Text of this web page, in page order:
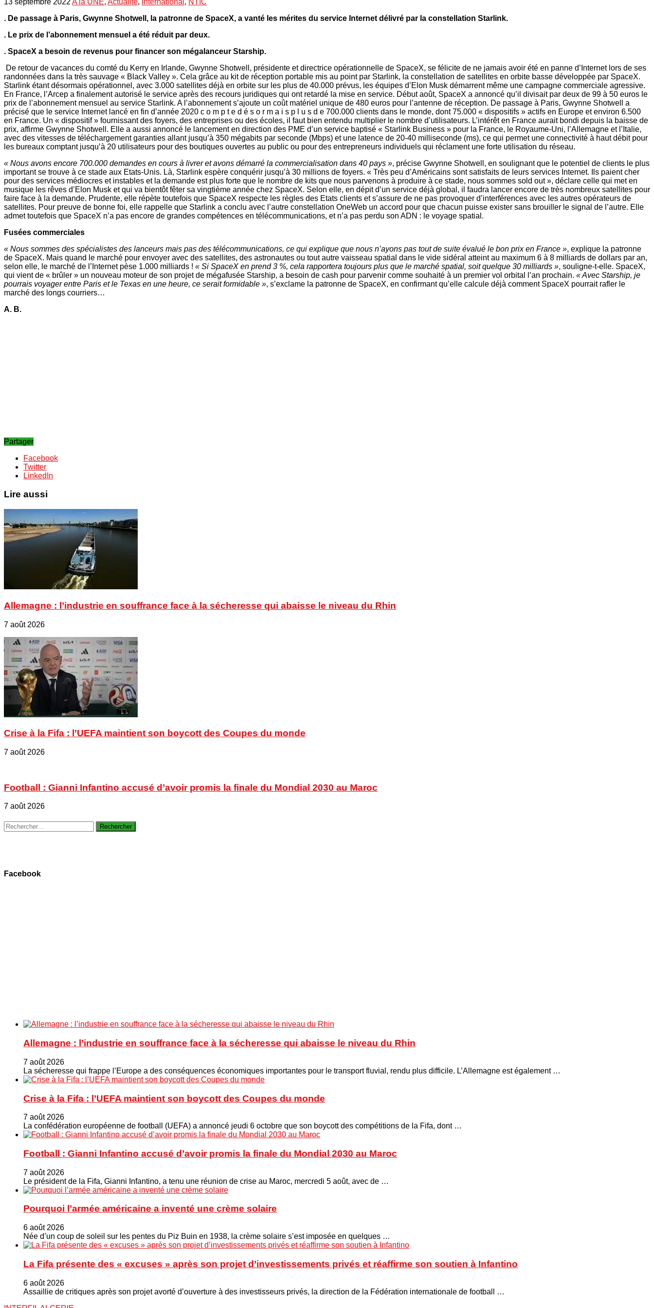
. De passage à Paris, Gwynne Shotwell, la patronne de SpaceX, a vanté les mérites du service Internet délivré par la constellation Starlink.
. Le prix de l’abonnement mensuel a été réduit par deux.
. SpaceX a besoin de revenus pour financer son mégalanceur Starship.
De retour de vacances du comté du Kerry en Irlande, Gwynne Shotwell, présidente et directrice opérationnelle de SpaceX, se félicite de ne jamais avoir été en panne d’Internet lors de ses
randonnées dans la très sauvage « Black Valley ». Cela grâce au kit de réception portable mis au point par Starlink, la constellation de satellites en orbite basse développée par SpaceX.
Starlink étant désormais opérationnel, avec 3.000 satellites déjà en orbite sur les plus de 40.000 prévus, les équipes d’Elon Musk démarrent même une campagne commerciale agressive.
En France, l’Arcep a finalement autorisé le service après des recours juridiques qui ont retardé la mise en service. Début août, SpaceX a annoncé qu’il divisait par deux de 99 à 50 euros le
prix de l’abonnement mensuel au service Starlink. A l’abonnement s’ajoute un coût matériel unique de 480 euros pour l’antenne de réception. De passage à Paris, Gwynne Shotwell a
précisé que le service Internet lancé en fin d’année 2020 c o m p t e d é s o r m a i s p l u s d e 700.000 clients dans le monde, dont 75.000 « dispositifs » actifs en Europe et environ 6.500
en France. Un « dispositif » fournissant des foyers, des entreprises ou des écoles, il faut bien entendu multiplier le nombre d’utilisateurs. L’intérêt en France aurait bondi depuis la baisse de
prix, affirme Gwynne Shotwell. Elle a aussi annoncé le lancement en direction des PME d’un service baptisé « Starlink Business » pour la France, le Royaume-Uni, l’Allemagne et l’Italie,
avec des vitesses de téléchargement garanties allant jusqu’à 350 mégabits par seconde (Mbps) et une latence de 20-40 milliseconde (ms), ce qui permet une connectivité à haut débit pour
les bureaux comptant jusqu’à 20 utilisateurs pour des boutiques ouvertes au public ou pour des entrepreneurs individuels qui réclament une forte utilisation du réseau.
« Nous avons encore 700.000 demandes en cours à livrer et avons démarré la commercialisation dans 40 pays », précise Gwynne Shotwell, en soulignant que le potentiel de clients le plus
important se trouve à ce stade aux Etats-Unis. Là, Starlink espère conquérir jusqu’à 30 millions de foyers. « Très peu d’Américains sont satisfaits de leurs services Internet. Ils paient cher
pour des services médiocres et instables et la demande est plus forte que le nombre de kits que nous parvenons à produire à ce stade, nous sommes sold out », déclare celle qui met en
musique les rêves d’Elon Musk et qui va bientôt fêter sa vingtième année chez SpaceX. Selon elle, en dépit d’un service déjà global, il faudra lancer encore de très nombreux satellites pour
faire face à la demande. Prudente, elle répète toutefois que SpaceX respecte les règles des Etats clients et s’assure de ne pas provoquer d’interférences avec les autres opérateurs de
satellites. Pour preuve de bonne foi, elle rappelle que Starlink a conclu avec l’autre constellation OneWeb un accord pour que chacun puisse exister sans brouiller le signal de l’autre. Elle
admet toutefois que SpaceX n’a pas encore de grandes compétences en télécommunications, et n’a pas perdu son ADN : le voyage spatial.
Fusées commerciales
« Nous sommes des spécialistes des lanceurs mais pas des télécommunications, ce qui explique que nous n’ayons pas tout de suite évalué le bon prix en France », explique la patronne
de SpaceX. Mais quand le marché pour envoyer avec des satellites, des astronautes ou tout autre vaisseau spatial dans le vide sidéral atteint au maximum 6 à 8 milliards de dollars par an,
selon elle, le marché de l’Internet pèse 1.000 milliards ! « Si SpaceX en prend 3 %, cela rapportera toujours plus que le marché spatial, soit quelque 30 milliards », souligne-t-elle. SpaceX,
qui vient de « brûler » un nouveau moteur de son projet de mégafusée Starship, a besoin de cash pour parvenir comme souhaité à un premier vol orbital l’an prochain. « Avec Starship, je
pourrais voyager entre Paris et le Texas en une heure, ce serait formidable », s’exclame la patronne de SpaceX, en confirmant qu’elle calcule déjà comment SpaceX pourrait rafler le
marché des longs courriers…
A. B.
Partager
Facebook
Twitter
LinkedIn
Lire aussi
Allemagne : l’industrie en souffrance face à la sécheresse qui abaisse le niveau du Rhin
7 août 2026
Crise à la Fifa : l’UEFA maintient son boycott des Coupes du monde
7 août 2026
Football : Gianni Infantino accusé d’avoir promis la finale du Mondial 2030 au Maroc
7 août 2026
Rechercher :
Facebook
Allemagne : l’industrie en souffrance face à la sécheresse qui abaisse le niveau du Rhin
7 août 2026
La sécheresse qui frappe l’Europe a des conséquences économiques importantes pour le transport fluvial, rendu plus difficile. L’Allemagne est également …
Crise à la Fifa : l’UEFA maintient son boycott des Coupes du monde
7 août 2026
La confédération européenne de football (UEFA) a annoncé jeudi 6 octobre que son boycott des compétitions de la Fifa, dont …
Football : Gianni Infantino accusé d’avoir promis la finale du Mondial 2030 au Maroc
7 août 2026
Le président de la Fifa, Gianni Infantino, a tenu une réunion de crise au Maroc, mercredi 5 août, avec de …
Pourquoi l’armée américaine a inventé une crème solaire
6 août 2026
Née d’un coup de soleil sur les pentes du Piz Buin en 1938, la crème solaire s’est imposée en quelques …
La Fifa présente des « excuses » après son projet d’investissements privés et réaffirme son soutien à Infantino
6 août 2026
Assaillie de critiques après son projet avorté d’ouverture à des investisseurs privés, la direction de la Fédération internationale de football …